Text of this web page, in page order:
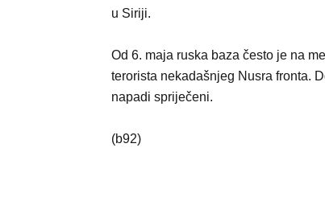
u Siriji.
Od 6. maja ruska baza često je na
terorista nekadašnjeg Nusra fronta.
napadi spriječeni.
(b92)